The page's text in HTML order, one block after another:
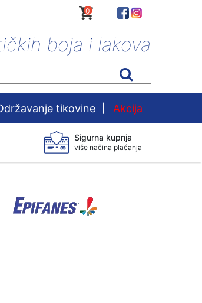
0
boja i lakova
tikovine Akcija
Sigurna kupnja
više načina plaćanja